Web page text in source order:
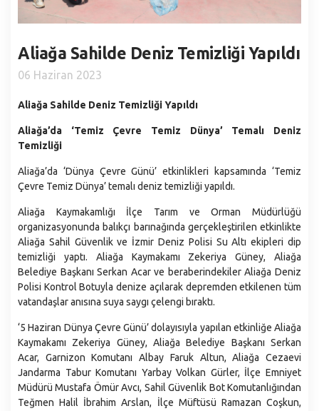
Kardeş Şehirler
Faaliyet Raporları
İç Kontrol Uyum Eylem Planı
Belediye Birimleri
Afet İşleri ve Risk Yönetimi Müdürlüğü
Araştırma ve Geliştirme Müdürlüğü
Basın Yayın ve Halkla İlişkiler Müdürlüğü
Bilgi İşlem Müdürlüğü
Destek Hizmetler Müdürlüğü
Emlak ve İstimlak Müdürlüğü
Fen İşleri Müdürlüğü
Gelirler Müdürlüğü
Hukuk İşleri Müdürlüğü
Gastronomi
İdari ve Sosyal Durum
Coğrafyası
Eğitim
Sağlık
Ekonomi
Mahallelerimiz
Aliağa Devlet Hastanesi
Aliağa Spor ve Yaşam Merkezi
Muhtarlıklarımız
Nikah İşlemleri
Sıfır Atık
Sosyal Market
Kültür Gezileri ve Şehitlik Ziyaretleri
Aliağa Sanat Evi (ASEV)
Aliağa Sahilde Deniz Temizliği Yapıldı
06 Haziran 2023
Aliağa Sahilde Deniz Temizliği Yapıldı
Aliağa’da ‘Temiz Çevre Temiz Dünya’ Temalı Deniz
Temizliği
Aliağa’da ‘Dünya Çevre Günü’ etkinlikleri kapsamında ‘Temiz
Çevre Temiz Dünya’ temalı deniz temizliği yapıldı.
Aliağa Kaymakamlığı İlçe Tarım ve Orman Müdürlüğü
organizasyonunda balıkçı barınağında gerçekleştirilen etkinlikte
Aliağa Sahil Güvenlik ve İzmir Deniz Polisi Su Altı ekipleri dip
temizliği yaptı. Aliağa Kaymakamı Zekeriya Güney, Aliağa
Belediye Başkanı Serkan Acar ve beraberindekiler Aliağa Deniz
Polisi Kontrol Botuyla denize açılarak depremden etkilenen tüm
vatandaşlar anısına suya saygı çelengi bıraktı.
‘5 Haziran Dünya Çevre Günü’ dolayısıyla yapılan etkinliğe Aliağa
Kaymakamı Zekeriya Güney, Aliağa Belediye Başkanı Serkan
Acar, Garnizon Komutanı Albay Faruk Altun, Aliağa Cezaevi
Jandarma Tabur Komutanı Yarbay Volkan Gürler, İlçe Emniyet
Müdürü Mustafa Ömür Avcı, Sahil Güvenlik Bot Komutanlığından
Teğmen Halil İbrahim Arslan, İlçe Müftüsü Ramazan Coşkun,